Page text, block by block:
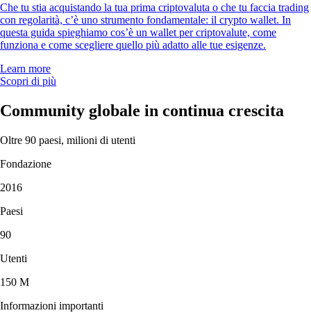
Che tu stia acquistando la tua prima criptovaluta o che tu faccia trading
con regolarità, c’è uno strumento fondamentale: il crypto wallet. In
questa guida spieghiamo cos’è un wallet per criptovalute, come
funziona e come scegliere quello più adatto alle tue esigenze.
Learn more
Scopri di più
Community globale in continua crescita
Oltre 90 paesi, milioni di utenti
Fondazione
2016
Paesi
90
Utenti
150 M
Informazioni importanti